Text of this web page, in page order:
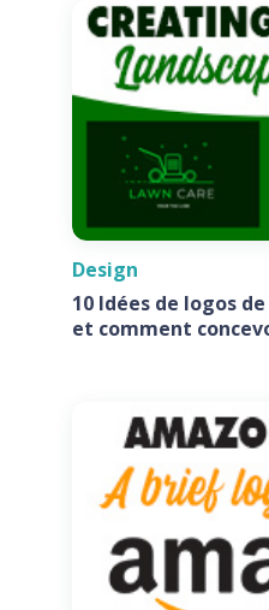
Design
10 Idées de logos
et comment